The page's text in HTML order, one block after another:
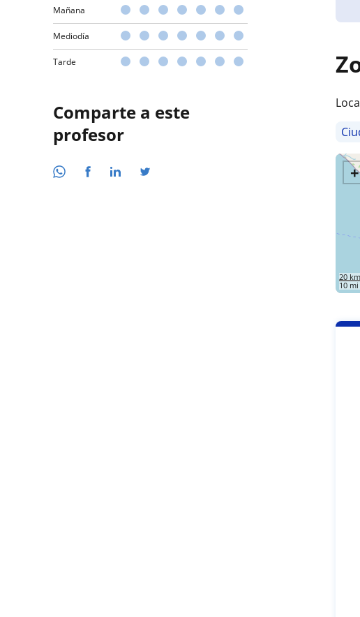
Mañana
Mediodía
Tarde
Comparte a este
profesor
+
20 km
10 mi